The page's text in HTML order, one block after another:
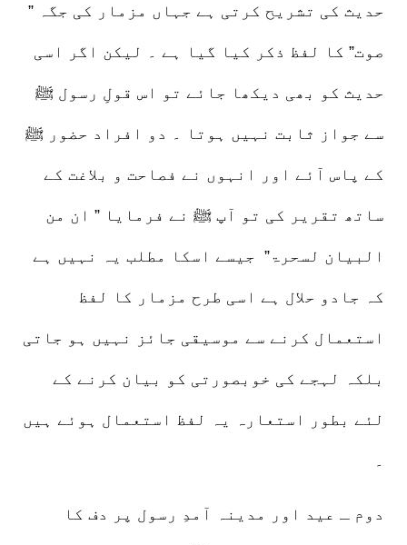
حدیث کی تشریح کرتی ہے جہاں مزمار کی جگہ ”
صوت” کا لفظ ذکر کیا گیا ہے ۔ لیکن اگر اسی
حدیث کو بھی دیکھا جائے تو اس قولِ رسول ﷺ
سے جواز ثابت نہیں ہوتا ۔ دو افراد حضور ﷺ
کے پاس آئے اور انہوں نے فصاحت و بلاغت کے
ساتھ تقریر کی تو آپ ﷺ نے فرمایا ” ان من
البیان لسحرۃ” جیسے اسکا مطلب یہ نہیں ہے
کہ جادو حلال ہے اسی طرح مزمار کا لفظ
استعمال کرنے سے موسیقی جائز نہیں ہو جاتی
بلکہ لہجے کی خوبصورتی کو بیان کرنے کے
لئے بطور استعارہ یہ لفظ استعمال ہوئے ہیں
دوم ـ عید اور مدینہ آمدِ رسول پر دف کا